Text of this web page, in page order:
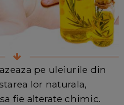
pe uleiurile din
lor naturala,
fie alterate chimic.